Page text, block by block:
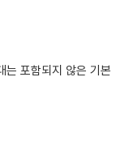
포함되지 않은 기본